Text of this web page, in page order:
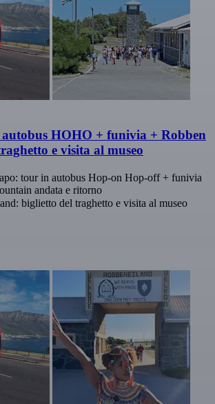
HOHO + funivia + Robben
e visita al museo
tour in autobus Hop-on Hop-off + funivia
andata e ritorno
biglietto del traghetto e visita al museo